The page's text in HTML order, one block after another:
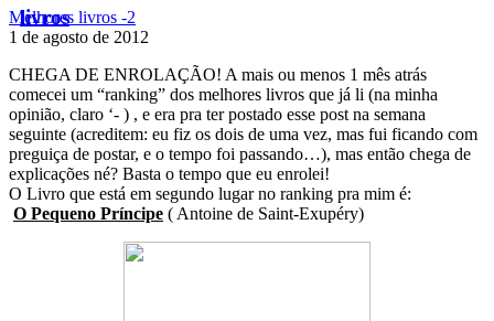
livros
Melhores livros -2
1 de agosto de 2012
CHEGA DE ENROLAÇÃO! A mais ou menos 1 mês atrás
comecei um “ranking” dos melhores livros que já li (na minha
opinião, claro ‘- ) , e era pra ter postado esse post na semana
seguinte (acreditem: eu fiz os dois de uma vez, mas fui ficando com
preguiça de postar, e o tempo foi passando…), mas então chega de
explicações né? Basta o tempo que eu enrolei!
O Livro que está em segundo lugar no ranking pra mim é:
O Pequeno Príncipe ( Antoine de Saint-Exupéry)